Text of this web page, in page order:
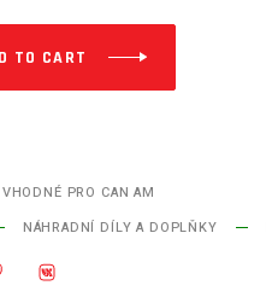
TO CART
VHODNÉ PRO CAN AM
NÁHRADNÍ DÍLY A DOPLŇKY